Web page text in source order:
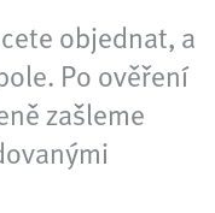
objednat, a
Po ověření
zašleme